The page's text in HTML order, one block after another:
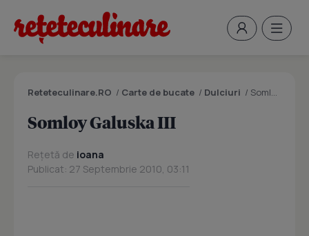
Reteteculinare.RO / Carte de bucate / Dulciuri / Somloy Galuska III
Somloy Galuska III
Rețetă de ioana
Publicat: 27 Septembrie 2010, 03:11